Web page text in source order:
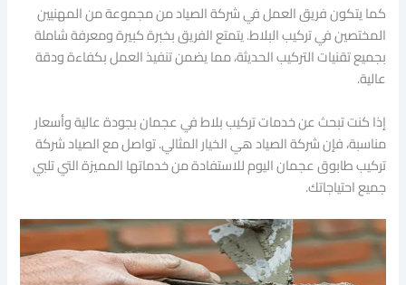
كما يتكون فريق العمل في شركة الصياد من مجموعة من المهنيين
المختصين في تركيب البلاط. يتمتع الفريق بخبرة كبيرة ومعرفة شاملة
بجميع تقنيات التركيب الحديثة، مما يضمن تنفيذ العمل بكفاءة ودقة
عالية.
إذا كنت تبحث عن خدمات تركيب بلاط في عجمان بجودة عالية وأسعار
مناسبة، فإن شركة الصياد هي الخيار المثالي. تواصل مع الصياد شركة
تركيب طابوق عجمان اليوم للاستفادة من خدماتها المميزة التي تلبي
جميع احتياجاتك.